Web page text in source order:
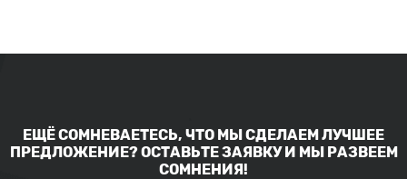
ЕЩЁ СОМНЕВАЕТЕСЬ, ЧТО МЫ СДЕЛАЕМ ЛУЧШЕЕ
ПРЕДЛОЖЕНИЕ? ОСТАВЬТЕ ЗАЯВКУ И МЫ РАЗВЕЕМ
СОМНЕНИЯ!